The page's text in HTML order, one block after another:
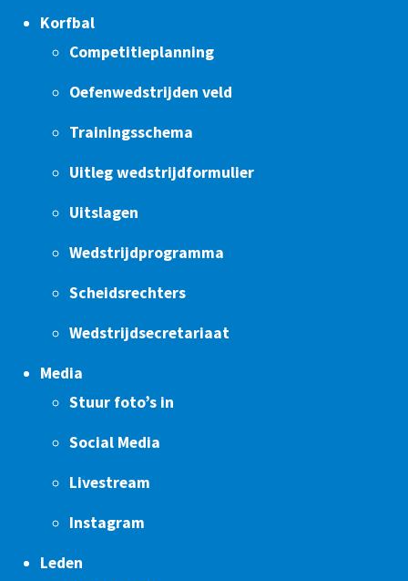
Korfbal
Competitieplanning
Oefenwedstrijden veld
Trainingsschema
Uitleg wedstrijdformulier
Uitslagen
Wedstrijdprogramma
Scheidsrechters
Wedstrijdsecretariaat
Media
Stuur foto’s in
Social Media
Livestream
Instagram
Leden